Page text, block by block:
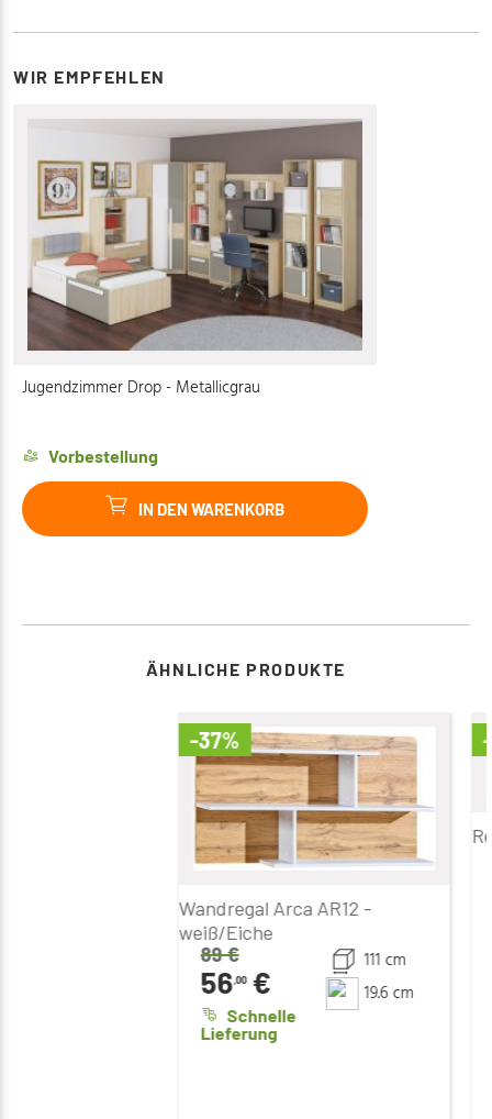
WIR EMPFEHLEN
Jugendzimmer Drop - Metallicgrau
Vorbestellung
IN DEN WARENKORB
ÄHNLICHE PRODUKTE
-37%
Wandregal Arca AR12 -
weiß/Eiche
89€
56,00€
Schnelle
Lieferung
111 cm
19.6 cm